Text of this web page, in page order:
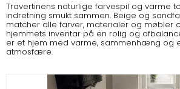
Travertinens naturlige farvespil og varme
indretning smukt sammen. Beige og
matcher alle farver, materialer og møbler
hjemmets inventar på en rolig og
er et hjem med varme, sammenhæng og
atmosfære.